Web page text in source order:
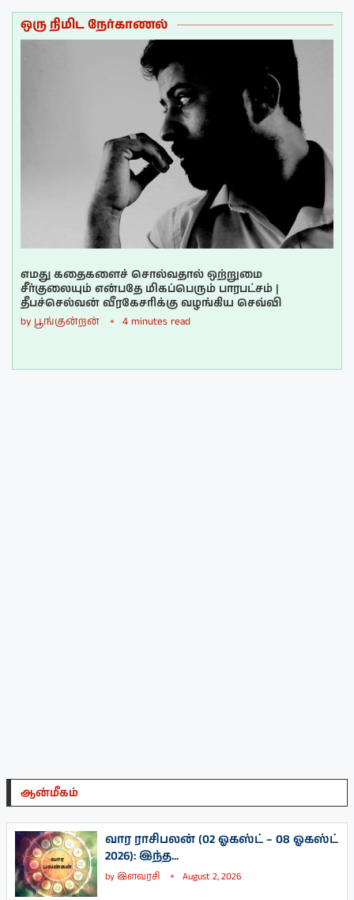
ஒரு நிமிட நேர்காணல்
எமது கதைகளைச் சொல்வதால் ஒற்றுமை
சீர்குலையும் என்பதே மிகப்பெரும் பாரபட்சம் |
தீபச்செல்வன் வீரகேசரிக்கு வழங்கிய செவ்வி
by பூங்குன்றன் 4 minutes read
ஆன்மீகம்
வார ராசிபலன் (02 ஓகஸ்ட் – 08 ஓகஸ்ட்
2026): இந்த...
byஇளவரசி August 2, 2026